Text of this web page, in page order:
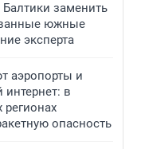
заменить
южные
эксперта
аэропорты и
в
регионах
опасность